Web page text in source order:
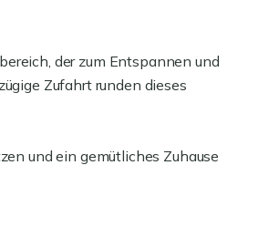
der zum Entspannen und
Zufahrt runden dieses
und ein gemütliches Zuhause